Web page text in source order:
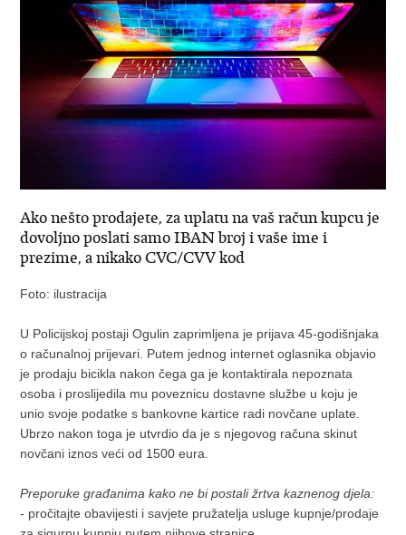
Ako nešto prodajete, za uplatu na vaš račun kupcu je
dovoljno poslati samo IBAN broj i vaše ime i
prezime, a nikako CVC/CVV kod
Foto: ilustracija
U Policijskoj postaji Ogulin zaprimljena je prijava 45-godišnjaka
o računalnoj prijevari. Putem jednog internet oglasnika objavio
je prodaju bicikla nakon čega ga je kontaktirala nepoznata
osoba i proslijedila mu poveznicu dostavne službe u koju je
unio svoje podatke s bankovne kartice radi novčane uplate.
Ubrzo nakon toga je utvrdio da je s njegovog računa skinut
novčani iznos veći od 1500 eura.
Preporuke građanima kako ne bi postali žrtva kaznenog djela:
- pročitajte obavijesti i savjete pružatelja usluge kupnje/prodaje